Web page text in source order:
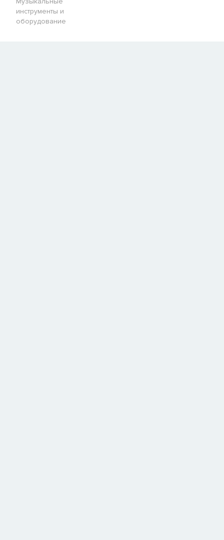
E-mail
инструменты и
оборудование